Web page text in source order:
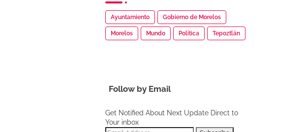
Ayuntamiento Gobierno de Morelos
Morelos Mundo Política Tepoztlán
Follow by Email
Get Notified About Next Update Direct to
Your inbox